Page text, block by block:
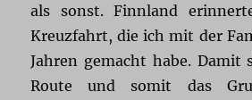
als sonst. Finnland
Kreuzfahrt, die ich mit der
Jahren gemacht habe. Damit
Route und somit das